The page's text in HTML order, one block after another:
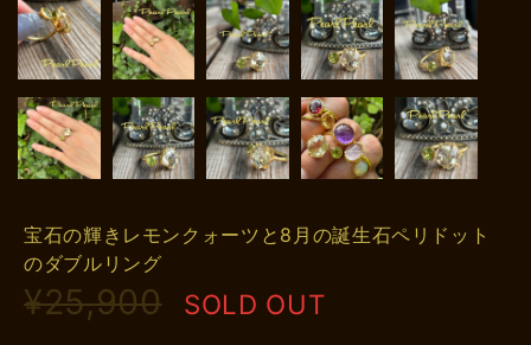
宝石の輝きレモンクォーツと8月の誕生石ペリドット
のダブルリング
¥25,900 SOLD OUT